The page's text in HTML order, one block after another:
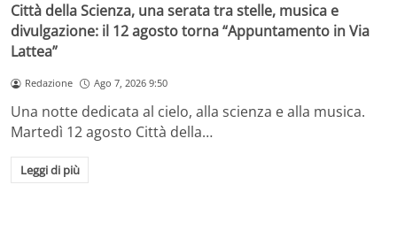
Città della Scienza, una serata tra stelle, musica e
divulgazione: il 12 agosto torna “Appuntamento in Via
Lattea”
Redazione Ago 7, 2026 9:50
Una notte dedicata al cielo, alla scienza e alla musica.
Martedì 12 agosto Città della…
Leggi di più